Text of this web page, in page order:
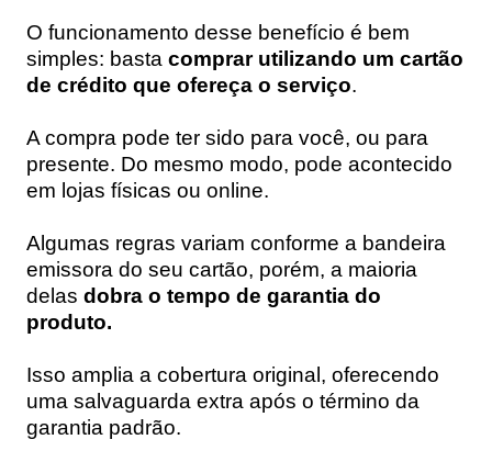
O funcionamento desse benefício é bem
simples: basta comprar utilizando um cartão
de crédito que ofereça o serviço.
A compra pode ter sido para você, ou para
presente. Do mesmo modo, pode acontecido
em lojas físicas ou online.
Algumas regras variam conforme a bandeira
emissora do seu cartão, porém, a maioria
delas dobra o tempo de garantia do
produto.
Isso amplia a cobertura original, oferecendo
uma salvaguarda extra após o término da
garantia padrão.